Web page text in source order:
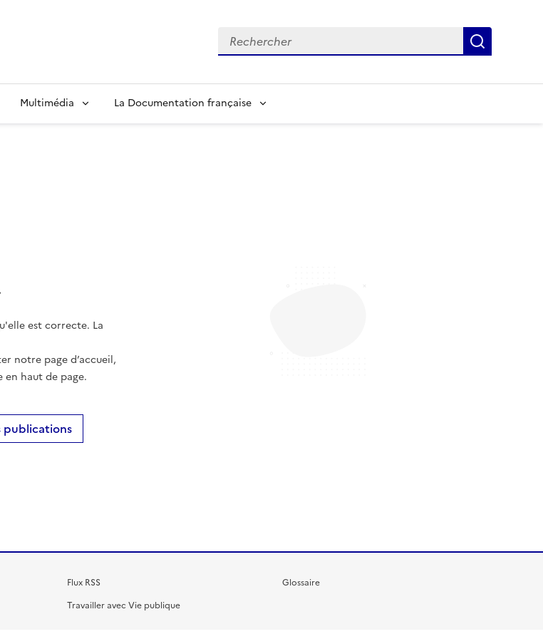
Recherche
Multimédia La Documentation française
est correcte. La
notre page d’accueil,
haut de page.
publications
Flux RSS
Travailler avec Vie publique
Glossaire